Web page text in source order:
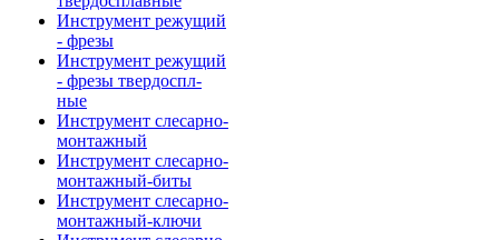
Инструмент режущий
- фрезы
Инструмент режущий
- фрезы твердоспл-
ные
Инструмент слесарно-
монтажный
Инструмент слесарно-
монтажный-биты
Инструмент слесарно-
монтажный-ключи